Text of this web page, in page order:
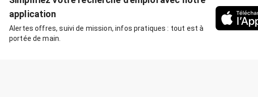
application
Alertes offres, suivi de mission, infos pratiques : tout est à
portée de main.